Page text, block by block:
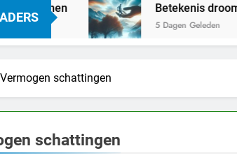
Betekenis droom
5 Dagen Geleden
Vermogen schattingen
schattingen